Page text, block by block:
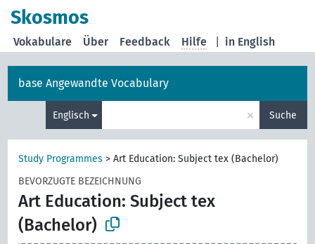
Skosmos
in English
Vokabulare Über Feedback Hilfe
base Angewandte Vocabulary
Englisch × Suche
Study Programmes >Art Education: Subject tex (Bachelor)
BEVORZUGTE BEZEICHNUNG
Art Education: Subject tex
(Bachelor)